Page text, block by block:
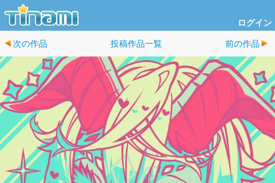
ログイン
次の作品 投稿作品一覧 前の作品